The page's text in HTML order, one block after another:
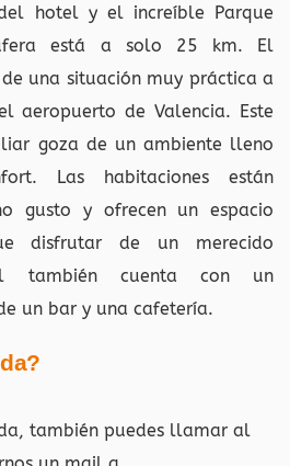
hotel y el increíble Parque
está a solo 25 km. El
una situación muy práctica a
aeropuerto de Valencia. Este
goza de un ambiente lleno
Las habitaciones están
gusto y ofrecen un espacio
disfrutar de un merecido
también cuenta con un
un bar y una cafetería.
también puedes llamar al